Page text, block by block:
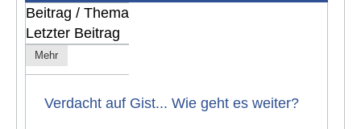
Beitrag / Thema
Letzter Beitrag
Mehr
Verdacht auf Gist... Wie geht es weiter?